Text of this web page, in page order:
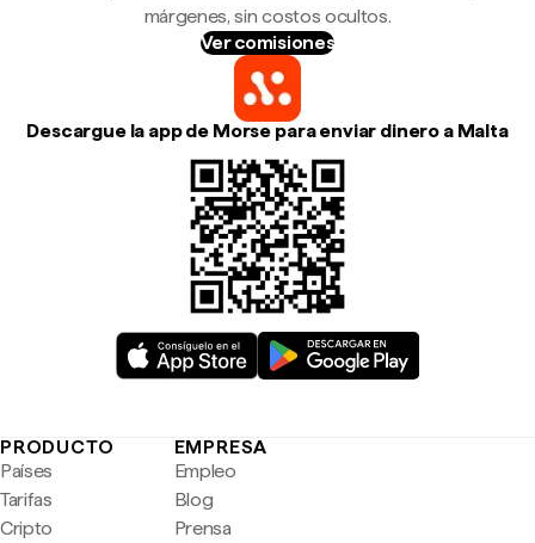
márgenes, sin costos ocultos.
Ver comisiones
Descargue la app de Morse para enviar dinero a Malta
PRODUCTO
Países
Tarifas
Cripto
EMPRESA
Empleo
Blog
Prensa